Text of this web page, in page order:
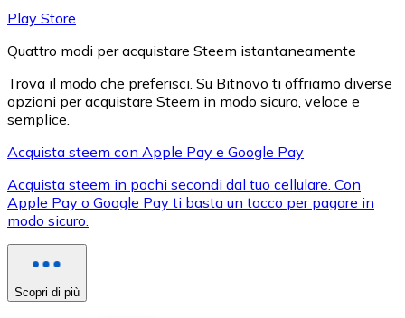
XRP
XRP
Vedi tutto
Play Store
Quattro modi per acquistare Steem istantaneamente
Trova il modo che preferisci. Su Bitnovo ti offriamo diverse
opzioni per acquistare Steem in modo sicuro, veloce e
semplice.
Acquista steem con Apple Pay e Google Pay
Acquista steem in pochi secondi dal tuo cellulare. Con
Apple Pay o Google Pay ti basta un tocco per pagare in
modo sicuro.
Scopri di più